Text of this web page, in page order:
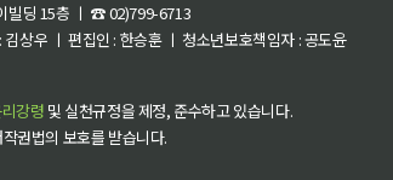
빌딩 15층 ㅣ ☎ 02)799-6713
상우 ㅣ 편집인 : 한승훈 ㅣ 청소년보호책임자 : 공도윤
강령 및 실천규정을 제정, 준수하고 있습니다.
권법의 보호를 받습니다.